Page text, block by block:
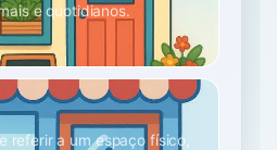
e quotidianos.
referir a um espaço físico,